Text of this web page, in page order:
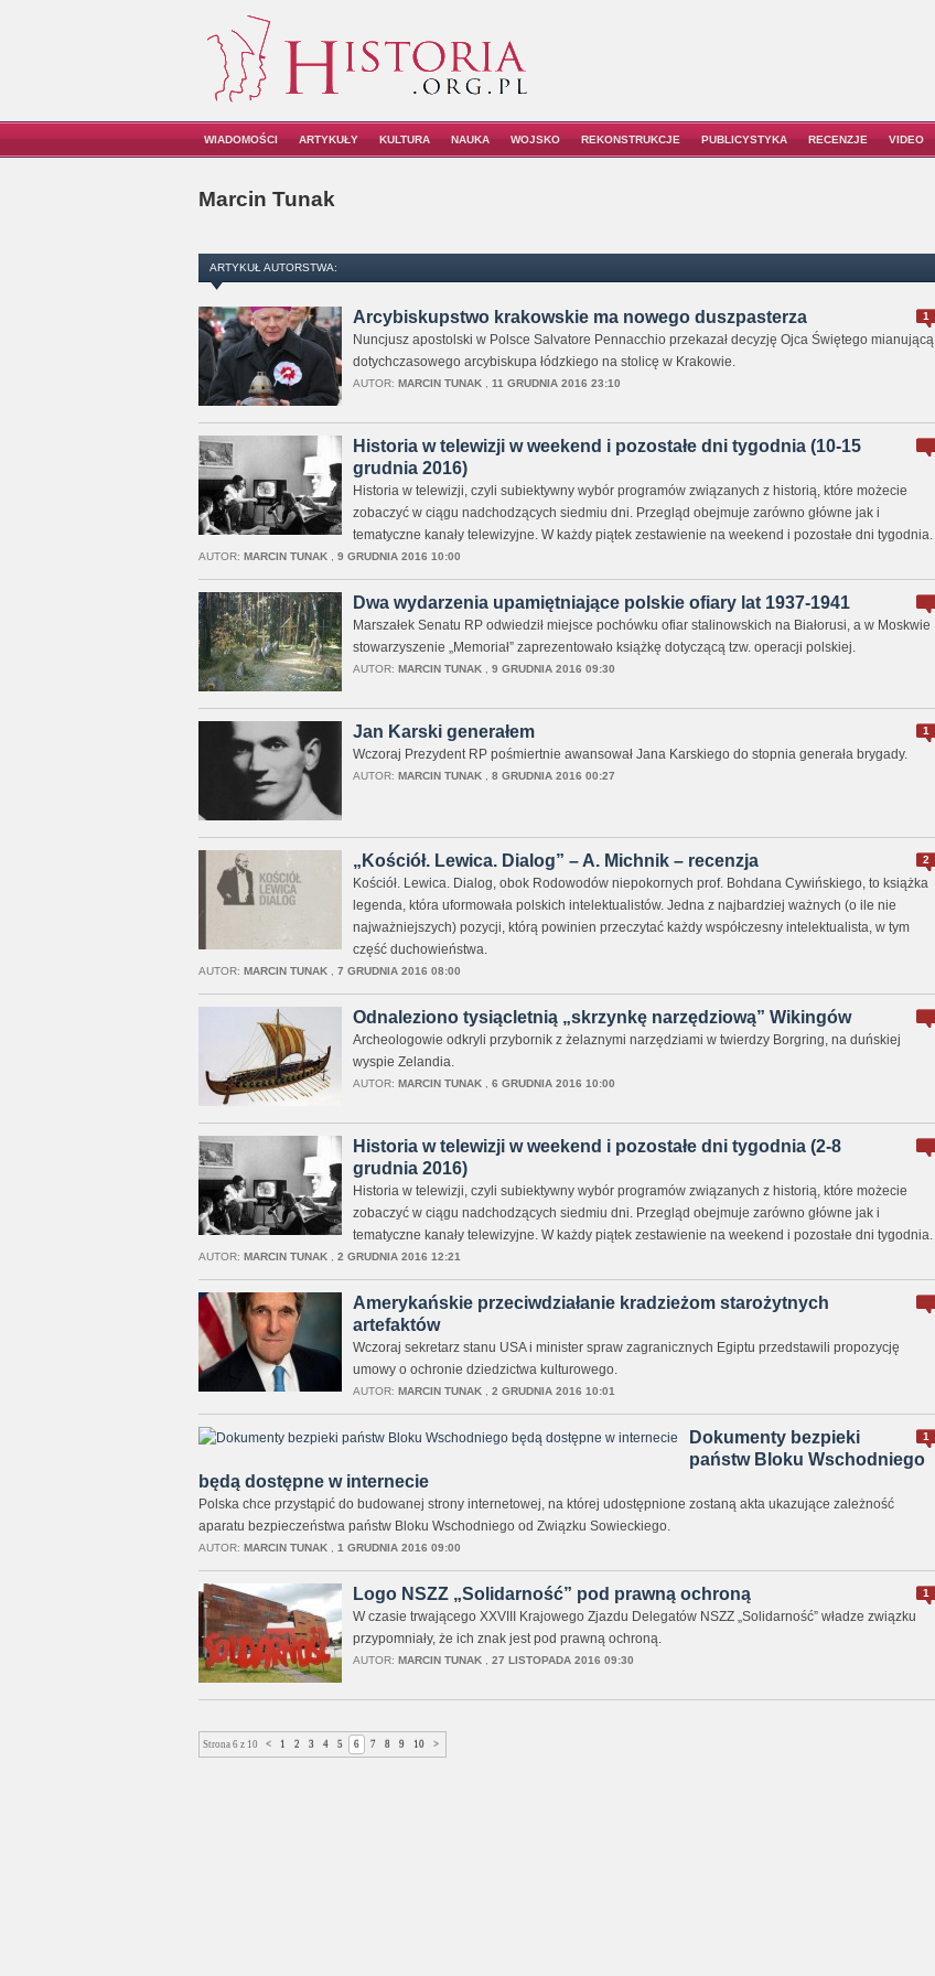
WIADOMOŚCI ARTYKUŁY KULTURA NAUKA WOJSKO REKONSTRUKCJE PUBLICYSTYKA RECENZJE VIDEO
Marcin Tunak
ARTYKUŁ AUTORSTWA:
1
Arcybiskupstwo krakowskie ma nowego duszpasterza
Nuncjusz apostolski w Polsce Salvatore Pennacchio przekazał decyzję Ojca Świętego mianującą
dotychczasowego arcybiskupa łódzkiego na stolicę w Krakowie.
AUTOR: MARCIN TUNAK, 11 GRUDNIA 2016 23:10
Historia w telewizji w weekend i pozostałe dni tygodnia (10-15
grudnia 2016)
Historia w telewizji, czyli subiektywny wybór programów związanych z historią, które możecie
zobaczyć w ciągu nadchodzących siedmiu dni. Przegląd obejmuje zarówno główne jak i
tematyczne kanały telewizyjne. W każdy piątek zestawienie na weekend i pozostałe dni tygodnia.
AUTOR: MARCIN TUNAK, 9 GRUDNIA 2016 10:00
Dwa wydarzenia upamiętniające polskie ofiary lat 1937-1941
Marszałek Senatu RP odwiedził miejsce pochówku ofiar stalinowskich na Białorusi, a w Moskwie
stowarzyszenie „Memoriał” zaprezentowało książkę dotyczącą tzw. operacji polskiej.
AUTOR: MARCIN TUNAK, 9 GRUDNIA 2016 09:30
1
Jan Karski generałem
Wczoraj Prezydent RP pośmiertnie awansował Jana Karskiego do stopnia generała brygady.
AUTOR: MARCIN TUNAK, 8 GRUDNIA 2016 00:27
2
„Kościół. Lewica. Dialog” – A. Michnik – recenzja
Kościół. Lewica. Dialog, obok Rodowodów niepokornych prof. Bohdana Cywińskiego, to książka
legenda, która uformowała polskich intelektualistów. Jedna z najbardziej ważnych (o ile nie
najważniejszych) pozycji, którą powinien przeczytać każdy współczesny intelektualista, w tym
część duchowieństwa.
AUTOR: MARCIN TUNAK, 7 GRUDNIA 2016 08:00
Odnaleziono tysiącletnią „skrzynkę narzędziową” Wikingów
Archeologowie odkryli przybornik z żelaznymi narzędziami w twierdzy Borgring, na duńskiej
wyspie Zelandia.
AUTOR: MARCIN TUNAK, 6 GRUDNIA 2016 10:00
Historia w telewizji w weekend i pozostałe dni tygodnia (2-8
grudnia 2016)
Historia w telewizji, czyli subiektywny wybór programów związanych z historią, które możecie
zobaczyć w ciągu nadchodzących siedmiu dni. Przegląd obejmuje zarówno główne jak i
tematyczne kanały telewizyjne. W każdy piątek zestawienie na weekend i pozostałe dni tygodnia.
AUTOR: MARCIN TUNAK, 2 GRUDNIA 2016 12:21
Amerykańskie przeciwdziałanie kradzieżom starożytnych
artefaktów
Wczoraj sekretarz stanu USA i minister spraw zagranicznych Egiptu przedstawili propozycję
umowy o ochronie dziedzictwa kulturowego.
AUTOR: MARCIN TUNAK, 2 GRUDNIA 2016 10:01
1
Dokumenty bezpieki
państw Bloku Wschodniego
będą dostępne w internecie
Polska chce przystąpić do budowanej strony internetowej, na której udostępnione zostaną akta ukazujące zależność
aparatu bezpieczeństwa państw Bloku Wschodniego od Związku Sowieckiego.
AUTOR: MARCIN TUNAK, 1 GRUDNIA 2016 09:00
1
Logo NSZZ „Solidarność” pod prawną ochroną
W czasie trwającego XXVIII Krajowego Zjazdu Delegatów NSZZ „Solidarność” władze związku
przypomniały, że ich znak jest pod prawną ochroną.
AUTOR: MARCIN TUNAK, 27 LISTOPADA 2016 09:30
Strona 6 z 10 < 1 2 3 4 5 6 7 8 9 10 >